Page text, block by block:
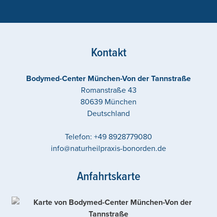
Kontakt
Bodymed-Center München-Von der Tannstraße
Romanstraße 43
80639 München
Deutschland
Telefon: +49 8928779080
info@naturheilpraxis-bonorden.de
Anfahrtskarte